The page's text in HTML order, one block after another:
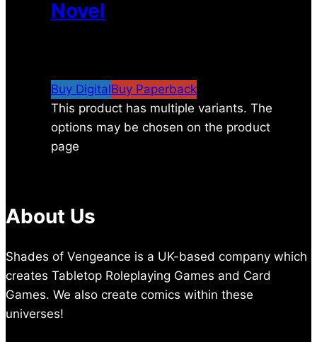
Novel
Buy DigitalBuy Paperback
This product has multiple variants. The
options may be chosen on the product
page
About Us
Shades of Vengeance is a UK-based company which
creates Tabletop Roleplaying Games and Card
Games. We also create comics within these
universes!